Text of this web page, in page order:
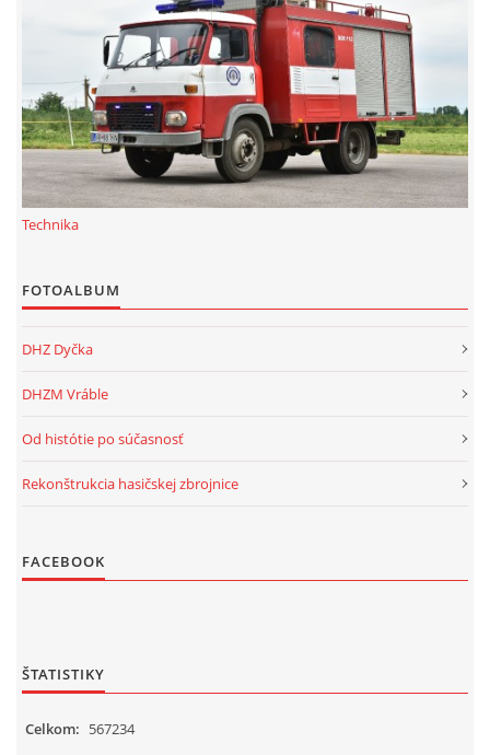
Technika
FOTOALBUM
DHZ Dyčka
DHZM Vráble
Od histótie po súčasnosť
Rekonštrukcia hasičskej zbrojnice
FACEBOOK
ŠTATISTIKY
Celkom: 567234